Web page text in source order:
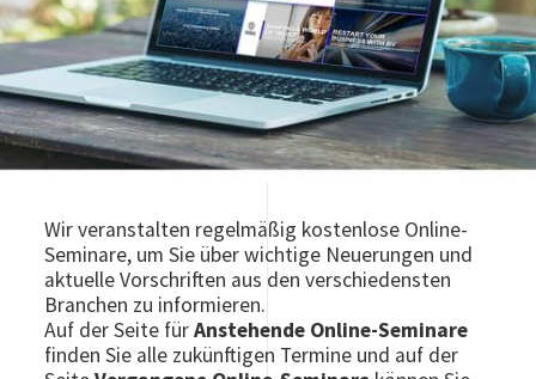
Wir veranstalten regelmäßig kostenlose Online-
Seminare, um Sie über wichtige Neuerungen und
aktuelle Vorschriften aus den verschiedensten
Branchen zu informieren.
Auf der Seite fürAnstehende Online-Seminare
finden Sie alle zukünftigen Termine und auf der